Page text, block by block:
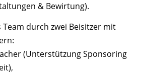
& Bewirtung).
durch zwei Beisitzer mit
(Unterstützung Sponsoring